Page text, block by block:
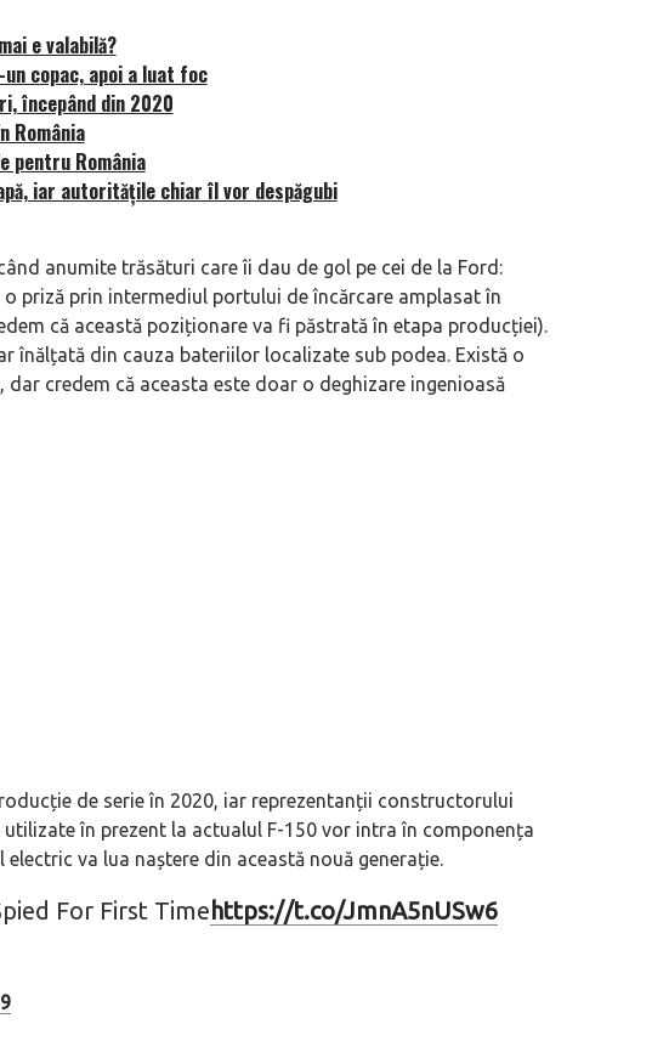
e valabilă?
copac, apoi a luat foc
începând din 2020
România
pentru România
iar autoritățile chiar îl vor despăgubi
anumite trăsături care îi dau de gol pe cei de la Ford:
priză prin intermediul portului de încărcare amplasat în
că această poziționare va fi păstrată în etapa producției).
înălțată din cauza bateriilor localizate sub podea. Există o
credem că aceasta este doar o deghizare ingenioasă
de serie în 2020, iar reprezentanții constructorului
în prezent la actualul F-150 vor intra în componența
va lua naștere din această nouă generație.
For First Time https://t.co/JmnA5nUSw6